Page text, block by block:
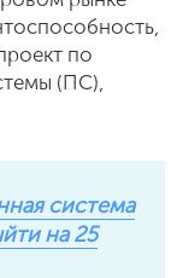
по
(ПС),
система
на 25